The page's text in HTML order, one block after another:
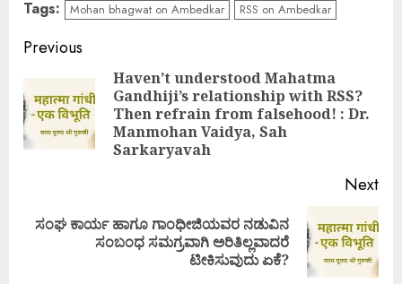
Tags: Mohan bhagwat on Ambedkar RSS on Ambedkar
Continue
Reading
Previous
Haven’t understood Mahatma
Gandhiji’s relationship with RSS?
Then refrain from falsehood! : Dr.
Manmohan Vaidya, Sah
Sarkaryavah
Next
Next
ಸಂಘ ಕಾರ್ಯ ಹಾಗೂ ಗಾಂಧೀಜಿಯವರ ನಡುವಿನ
ಸಂಬಂಧ ಸಮಗ್ರವಾಗಿ ಅರಿತಿಲ್ಲವಾದರೆ
ಟೀಕಿಸುವುದು ಏಕೆ?